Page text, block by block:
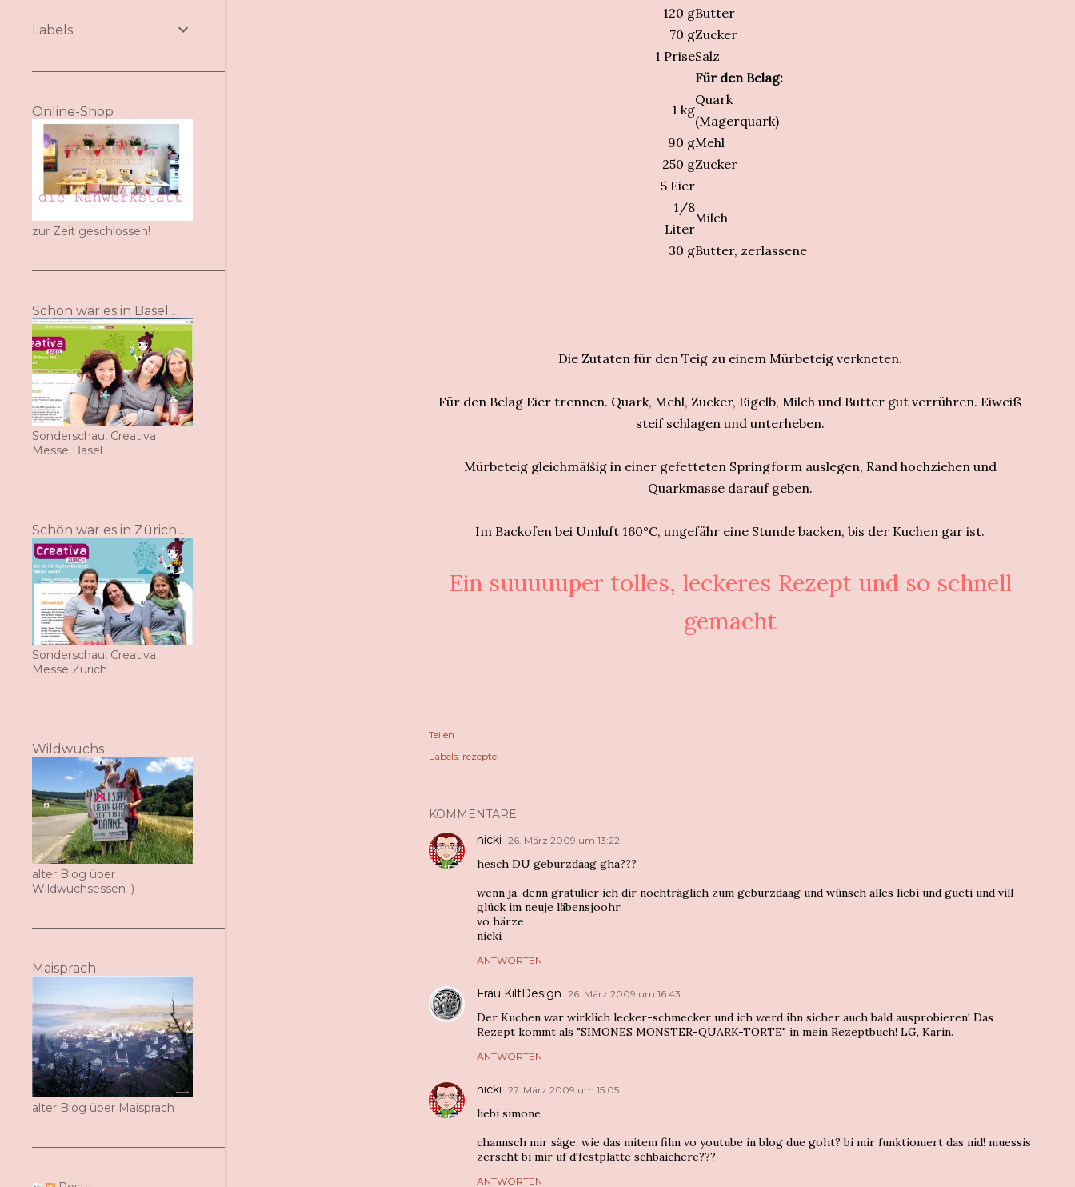
120 gButter
70 gZucker
1 PriseSalz
Für den Belag:
1 kg
Quark
(Magerquark)
90 gMehl
250 gZucker
5 Eier
1/8
Liter
Milch
30 gButter, zerlassene
Die Zutaten für den Teig zu einem Mürbeteig verkneten.
Für den Belag Eier trennen. Quark, Mehl, Zucker, Eigelb, Milch und Butter gut verrühren. Eiweiß
steif schlagen und unterheben.
Mürbeteig gleichmäßig in einer gefetteten Springform auslegen, Rand hochziehen und
Quarkmasse darauf geben.
Im Backofen bei Umluft 160°C, ungefähr eine Stunde backen, bis der Kuchen gar ist.
Ein suuuuuper tolles, leckeres Rezept und so schnell
gemacht
Teilen
Labels: rezepte
KOMMENTARE
nicki 26. März 2009 um 13:22
hesch DU geburzdaag gha???
wenn ja, denn gratulier ich dir nochträglich zum geburzdaag und wünsch alles liebi und gueti und vill
glück im neuje läbensjoohr.
vo härze
nicki
ANTWORTEN
Frau KiltDesign 26. März 2009 um 16:43
Der Kuchen war wirklich lecker-schmecker und ich werd ihn sicher auch bald ausprobieren! Das
Rezept kommt als "SIMONES MONSTER-QUARK-TORTE" in mein Rezeptbuch! LG, Karin.
ANTWORTEN
nicki 27. März 2009 um 15:05
liebi simone
channsch mir säge, wie das mitem film vo youtube in blog due goht? bi mir funktioniert das nid! muessis
zerscht bi mir uf d'festplatte schbaichere???
ANTWORTEN
Labels
Online-Shop
zur Zeit geschlossen!
Schön war es in Basel...
Sonderschau, Creativa
Messe Basel
Schön war es in Zürich...
Sonderschau, Creativa
Messe Zürich
Wildwuchs
alter Blog über
Wildwuchsessen ;)
Maisprach
alter Blog über Maisprach